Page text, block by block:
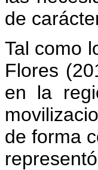
de
Tal como
Flores
en la
de forma